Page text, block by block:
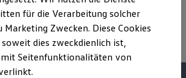
und Flüssigkeiten
und Reifen
und Unfallhilfe
Service
Teile
Zubehör
die CO₂-Emissionen und die
eines Fahrzeugs beeinflussen.
für die Verarbeitung solcher
Marketing Zwecken. Diese Cookies
dies zweckdienlich ist,
Seitenfunktionalitäten von